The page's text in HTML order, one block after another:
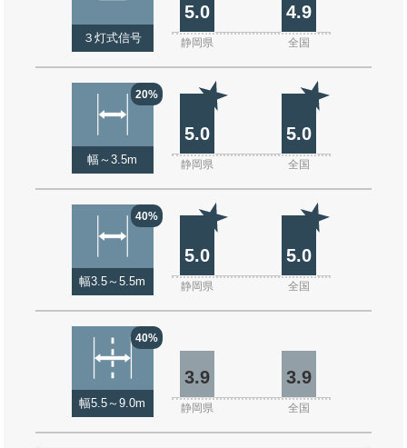
３灯式信号
5.0 4.9
静岡県 全国
20%
幅～3.5m
5.0 5.0
静岡県 全国
40%
幅3.5～5.5m
5.0 5.0
静岡県 全国
40%
幅5.5～9.0m
3.9 3.9
静岡県 全国